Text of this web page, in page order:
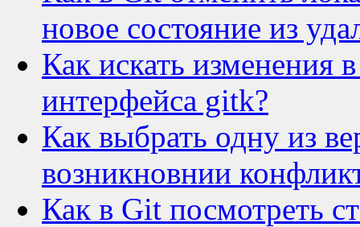
новое состояние из
Как искать
интерфейса gitk?
Как выбрать одну из
возникновнии
Как в Git посмотреть